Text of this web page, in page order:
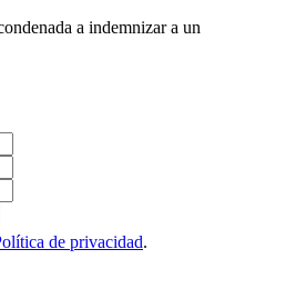
a indemnizar a un
de privacidad.